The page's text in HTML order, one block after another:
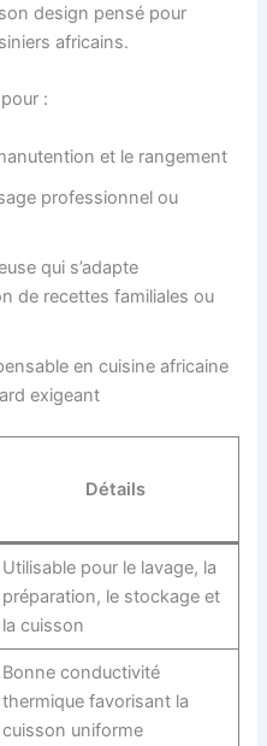
design pensé pour
africains.
:
et le rangement
professionnel ou
qui s’adapte
de recettes familiales ou
en cuisine africaine
exigeant
Détails
Utilisable pour le lavage, la
préparation, le stockage et
la cuisson
Bonne conductivité
thermique favorisant la
cuisson uniforme